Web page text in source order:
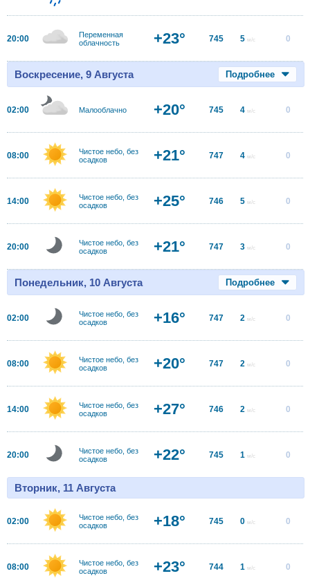
20:00
Переменная
облачность
+23° 745 5 м/с 0
Воскресение, 9 Августа Подробнее
02:00 Малооблачно +20° 745 4 м/с 0
08:00
Чистое небо, без
осадков
+21° 747 4 м/с 0
14:00
Чистое небо, без
осадков
+25° 746 5 м/с 0
20:00
Чистое небо, без
осадков
+21° 747 3 м/с 0
Понедельник, 10 Августа Подробнее
02:00
Чистое небо, без
осадков
+16° 747 2 м/с 0
08:00
Чистое небо, без
осадков
+20° 747 2 м/с 0
14:00
Чистое небо, без
осадков
+27° 746 2 м/с 0
20:00
Чистое небо, без
осадков
+22° 745 1 м/с 0
Вторник, 11 Августа
02:00
Чистое небо, без
осадков
+18° 745 0 м/с 0
08:00
Чистое небо, без
осадков
+23° 744 1 м/с 0